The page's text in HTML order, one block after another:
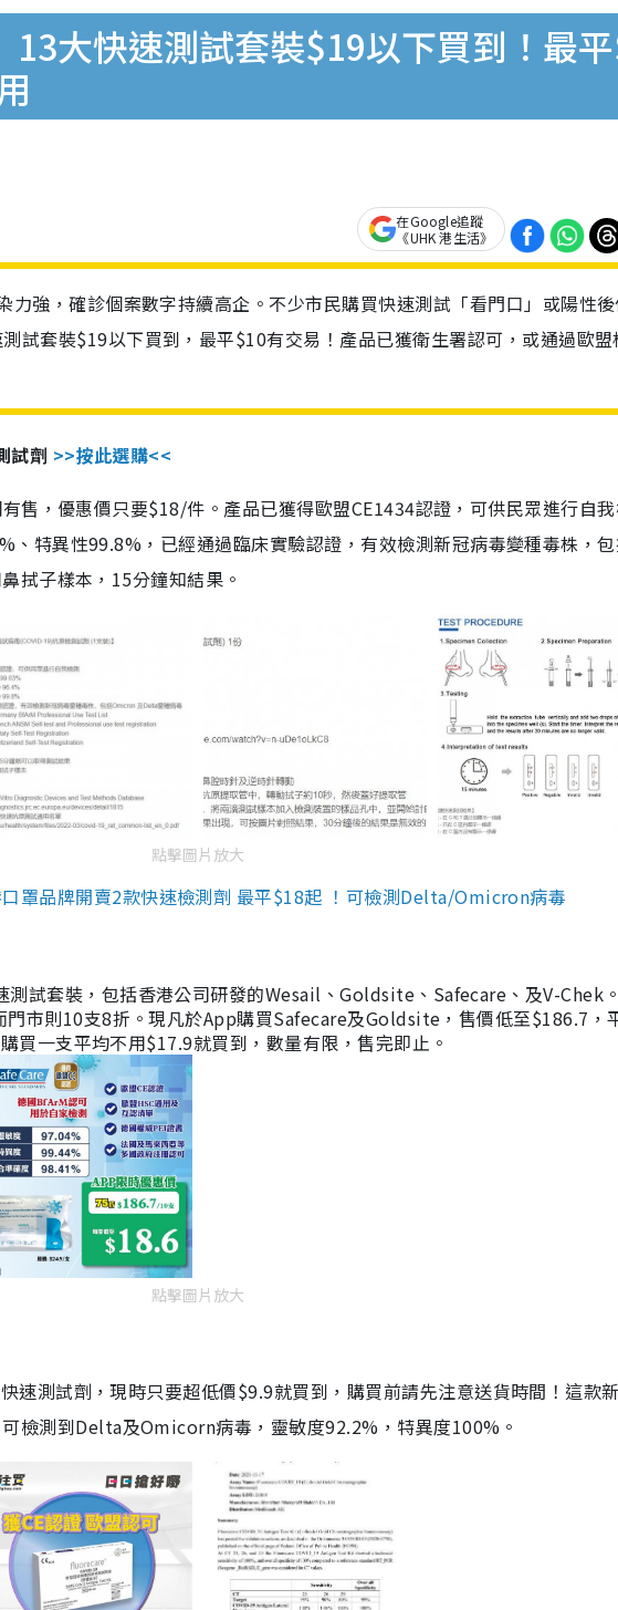
13大快速測試套裝$19以下買到！最
在Google追蹤
《UHK 港生活》
強，確診個案數字持續高企。不少市民購買快速測試「看門口」或陽性
試套裝$19以下買到，最平$10有交易！產品已獲衛生署認可，或通過歐盟
試劑 >>按此選購<<
售，優惠價只要$18/件。產品已獲得歐盟CE1434認證，可供民眾進行自
、特異性99.8%，已經通過臨床實驗認證，有效檢測新冠病毒變種毒株，
拭子樣本，15分鐘知結果。
點擊圖片放大
罩品牌開賣2款快速檢測劑 最平$18起 ！可檢測Delta/Omicron病毒
測試套裝，包括香港公司研發的Wesail、Goldsite、Safecare、及V-Chek
門市則10支8折。現凡於App購買Safecare及Goldsite，售價低至$186.7，
買一支平均不用$17.9就買到，數量有限，售完即止。
點擊圖片放大
速測試劑，現時只要超低價$9.9就買到，購買前請先注意送貨時間！這款
檢測到Delta及Omicorn病毒，靈敏度92.2%，特異度100%。